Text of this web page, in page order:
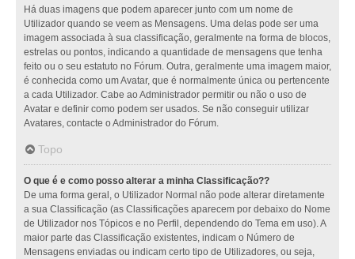
Há duas imagens que podem aparecer junto com um nome de
Utilizador quando se veem as Mensagens. Uma delas pode ser uma
imagem associada à sua classificação, geralmente na forma de blocos,
estrelas ou pontos, indicando a quantidade de mensagens que tenha
feito ou o seu estatuto no Fórum. Outra, geralmente uma imagem maior,
é conhecida como um Avatar, que é normalmente única ou pertencente
a cada Utilizador. Cabe ao Administrador permitir ou não o uso de
Avatar e definir como podem ser usados. Se não conseguir utilizar
Avatares, contacte o Administrador do Fórum.
Topo
O que é e como posso alterar a minha Classificação??
De uma forma geral, o Utilizador Normal não pode alterar diretamente
a sua Classificação (as Classificações aparecem por debaixo do Nome
de Utilizador nos Tópicos e no Perfil, dependendo do Tema em uso). A
maior parte das Classificação existentes, indicam o Número de
Mensagens enviadas ou indicam certo tipo de Utilizadores, ou seja,